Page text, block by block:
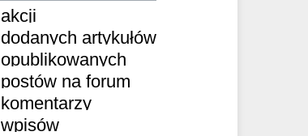
akcji
dodanych artykułów
opublikowanych
postów na forum
komentarzy
wpisów